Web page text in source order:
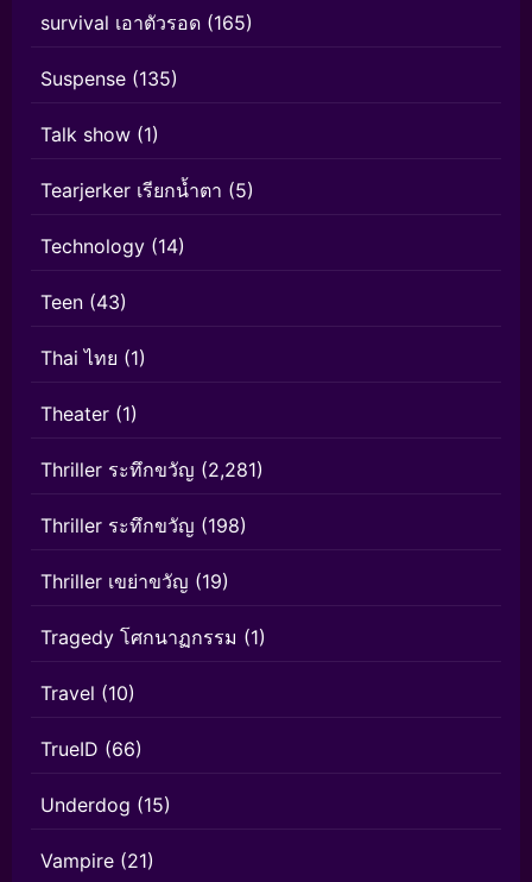
survival เอาตัวรอด (165)
Suspense (135)
Talk show (1)
Tearjerker เรียกน้ำตา (5)
Technology (14)
Teen (43)
Thai ไทย (1)
Theater (1)
Thriller ระทึกขวัญ (2,281)
Thriller ระทึกขวัญ (198)
Thriller เขย่าขวัญ (19)
Tragedy โศกนาฏกรรม (1)
Travel (10)
TrueID (66)
Underdog (15)
Vampire (21)